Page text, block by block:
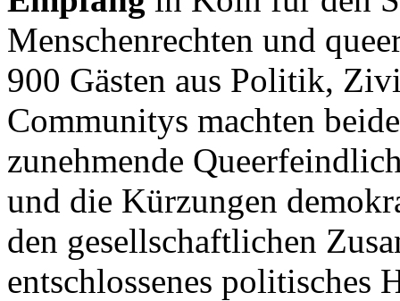
Menschenrechten und
900 Gästen aus Politik,
Communitys machten
zunehmende
und die Kürzungen
den gesellschaftlichen
entschlossenes politisches